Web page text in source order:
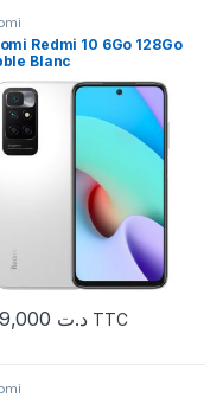
Redmi 10 6Go 128Go
Blanc
د.ت TTC